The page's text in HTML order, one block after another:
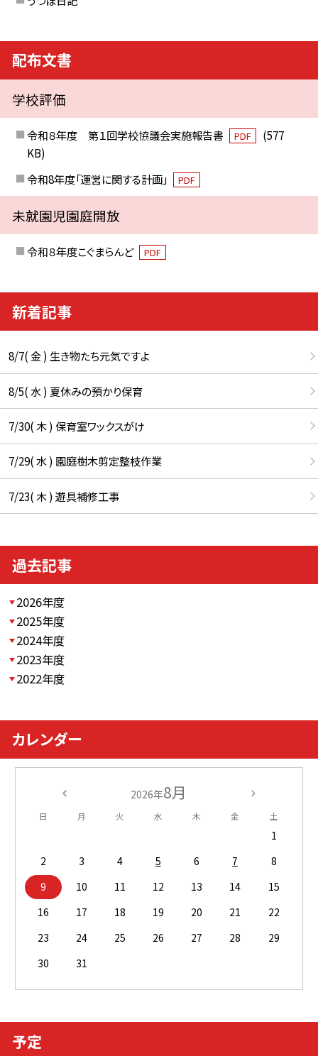
配布文書
学校評価
令和８年度 第１回学校協議会実施報告書 PDF
(577
KB)
令和8年度「運営に関する計画」
PDF
未就園児園庭開放
令和８年度こぐまらんど PDF
新着記事
8/7( 金 ) 生き物たち元気ですよ
8/5( 水 ) 夏休みの預かり保育
7/30( 木 ) 保育室ワックスがけ
7/29( 水 ) 園庭樹木剪定整枝作業
7/23( 木 ) 遊具補修工事
過去記事
2026年度
2025年度
2024年度
2023年度
2022年度
カレンダー
2026年8月
日 月 火 水 木 金 土
1
2
3 4 5 6 7
8
9
10 11 12 13 14
15
16
17 18 19 20 21
22
23
24 25 26 27 28
29
30
31
予定